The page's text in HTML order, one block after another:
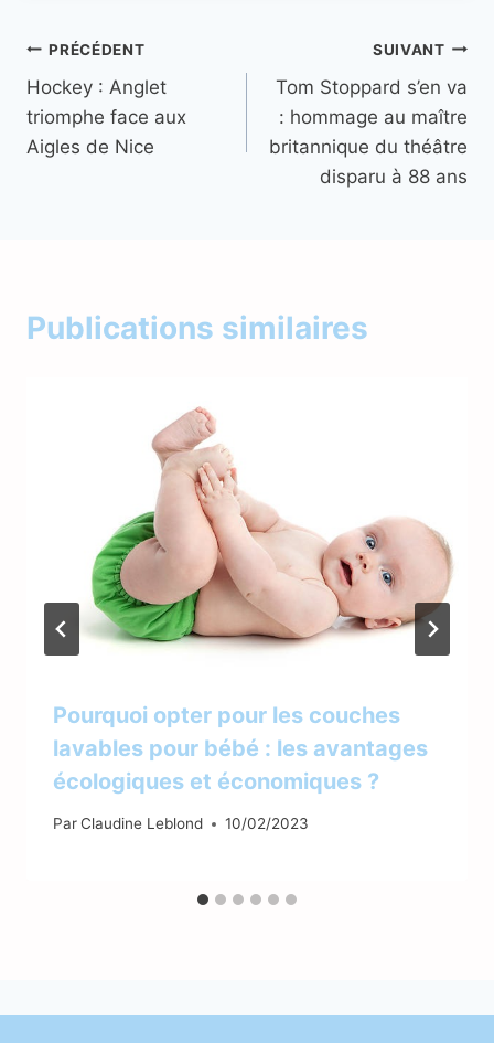
Navigation
de
l’article
PRÉCÉDENT
Hockey : Anglet
triomphe face aux
Aigles de Nice
SUIVANT
Tom Stoppard s’en va
: hommage au maître
britannique du théâtre
disparu à 88 ans
Publications similaires
Pourquoi opter pour les couches
lavables pour bébé : les avantages
écologiques et économiques ?
ParClaudine Leblond 10/02/2023